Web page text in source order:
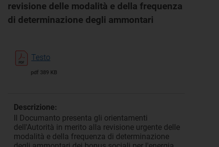
revisione delle modalità e della frequenza
di determinazione degli ammontari
Testo
pdf 389 KB
Descrizione:
Il Documanto presenta gli orientamenti
dell'Autorità in merito alla revisione urgente delle
modalità e della frequenza di determinazione